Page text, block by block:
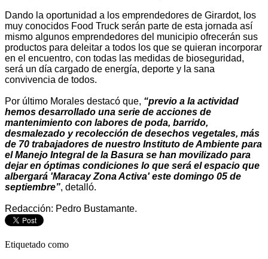
Dando la oportunidad a los emprendedores de Girardot, los
muy conocidos Food Truck serán parte de esta jornada así
mismo algunos emprendedores del municipio ofrecerán sus
productos para deleitar a todos los que se quieran incorporar
en el encuentro, con todas las medidas de bioseguridad,
será un día cargado de energía, deporte y la sana
convivencia de todos.
Por último Morales destacó que, “previo a la actividad
hemos desarrollado una serie de acciones de
mantenimiento con labores de poda, barrido,
desmalezado y recolección de desechos vegetales, más
de 70 trabajadores de nuestro Instituto de Ambiente para
el Manejo Integral de la Basura se han movilizado para
dejar en óptimas condiciones lo que será el espacio que
albergará 'Maracay Zona Activa' este domingo 05 de
septiembre”, detalló.
Redacción: Pedro Bustamante.
Etiquetado como